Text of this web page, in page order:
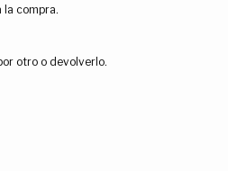
la compra.
otro o devolverlo.